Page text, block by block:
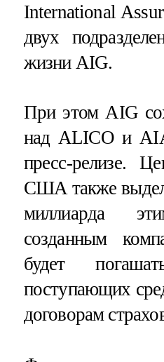
International
двух
жизни AIG.
При этом AIG
над ALICO и
пресс-релизе.
США также
миллиарда
созданным
будет
поступающих
договорам